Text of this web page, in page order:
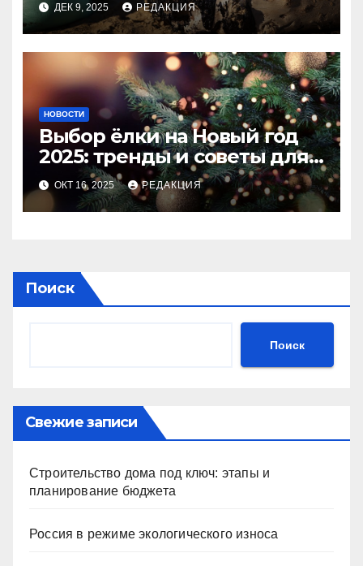
ДЕК 9, 2025 РЕДАКЦИЯ
НОВОСТИ
Выбор ёлки на Новый год
2025: тренды и советы для
идеального праздника
ОКТ 16, 2025 РЕДАКЦИЯ
Поиск
Поиск
Свежие записи
Строительство дома под ключ: этапы и
планирование бюджета
Россия в режиме экологического износа